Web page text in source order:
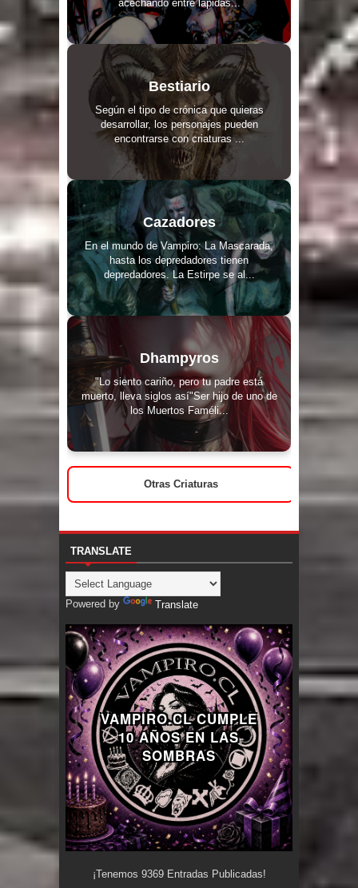
acechando entre lápidas...
Bestiario
Según el tipo de crónica que quieras
desarrollar, los personajes pueden
encontrarse con criaturas ...
Cazadores
En el mundo de Vampiro: La Mascarada,
hasta los depredadores tienen
depredadores. La Estirpe se al...
Dhampyros
"Lo siento cariño, pero tu padre está
muerto, lleva siglos así"Ser hijo de uno de
los Muertos Faméli...
Otras Criaturas
TRANSLATE
Powered by Translate
VAMPIRO.CL CUMPLE
10 AÑOS EN LAS
SOMBRAS
¡Tenemos 9369Entradas Publicadas!